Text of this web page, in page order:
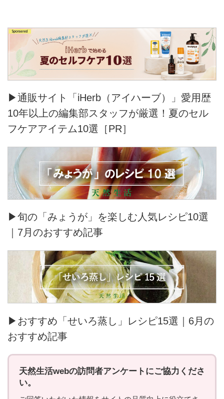
▶通販サイト「iHerb（アイハーブ）」愛用歴
10年以上の編集部スタッフが厳選！夏のセル
フケアアイテム10選［PR］
▶旬の「みょうが」を楽しむ人気レシピ10選
｜7月のおすすめ記事
▶おすすめ「せいろ蒸し」レシピ15選｜6月の
おすすめ記事